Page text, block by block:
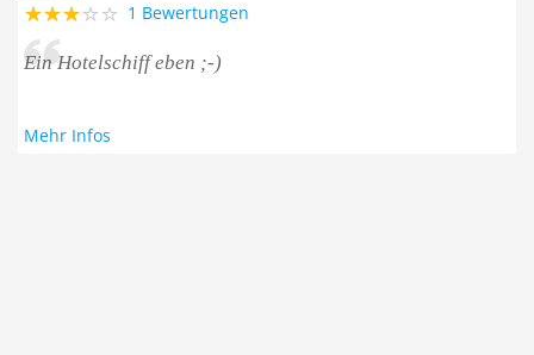
1 Bewertungen
Ein Hotelschiff eben ;-)
Mehr Infos